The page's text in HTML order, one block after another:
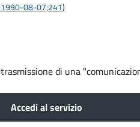
08-07;241)
di una
Accedi al servizio